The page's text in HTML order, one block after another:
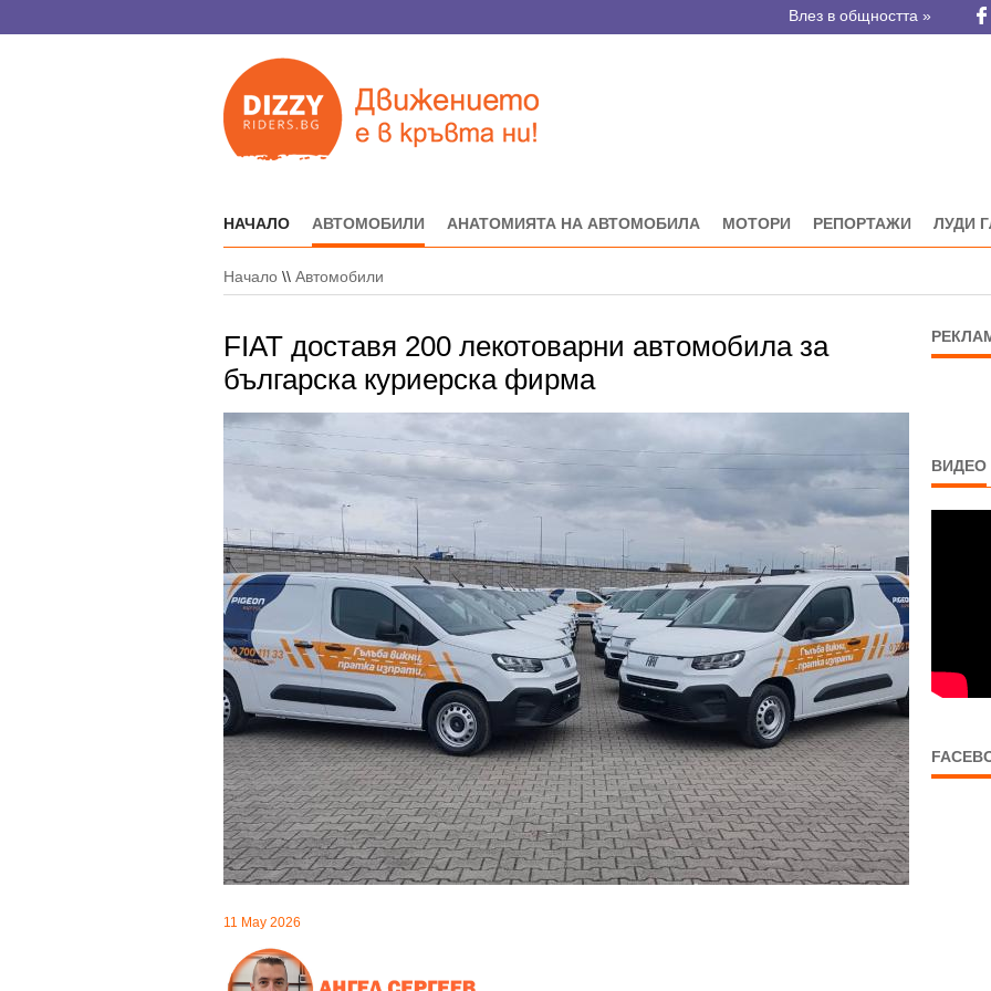
Влез в общността »
НАЧАЛО АВТОМОБИЛИ АНАТОМИЯТА НА АВТОМОБИЛА МОТОРИ РЕПОРТАЖИ ЛУДИ
Начало \\ Автомобили
FIAT доставя 200 лекотоварни автомобила за
българска куриерска фирма
11 May 2026
ВИДЕО